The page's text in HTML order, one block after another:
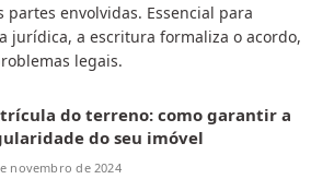
partes envolvidas. Essencial para
jurídica, a escritura formaliza o acordo,
legais.
do terreno: como garantir a
do seu imóvel
novembro de 2024